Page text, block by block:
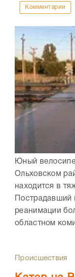
Комментарии
Юный
Ольховском
находится в
Пострадавший
реанимации
областном
Происшествия